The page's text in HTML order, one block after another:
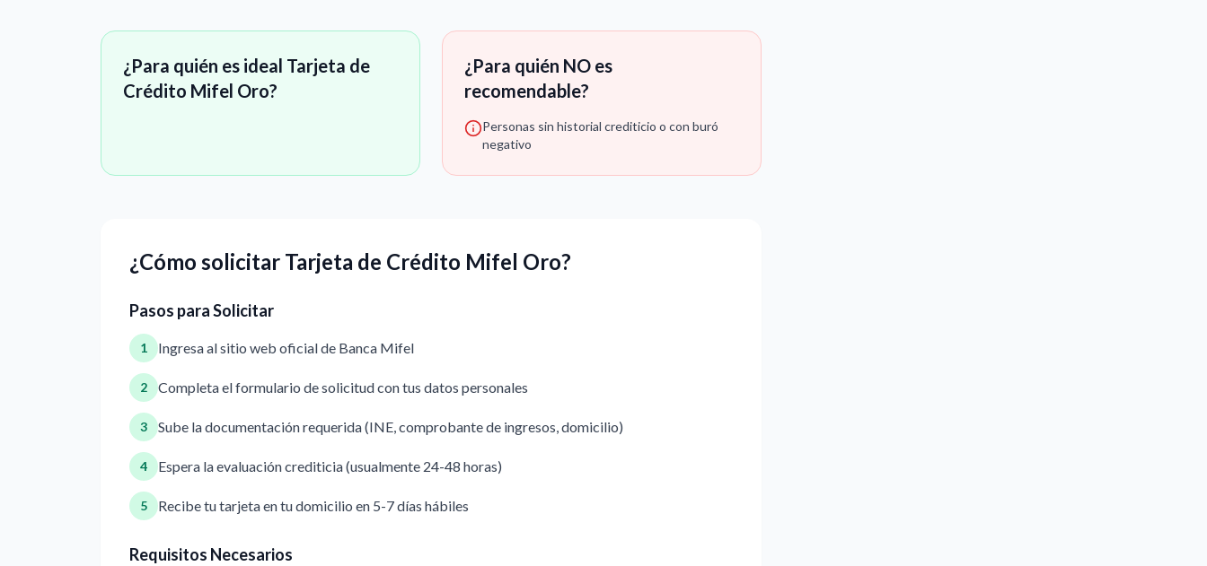
¿Para quién es ideal Tarjeta de
Crédito Mifel Oro?
¿Para quién NO es
recomendable?
Personas sin historial crediticio o con buró
negativo
¿Cómo solicitar Tarjeta de Crédito Mifel Oro?
Pasos para Solicitar
1 Ingresa al sitio web oficial de Banca Mifel
2 Completa el formulario de solicitud con tus datos personales
3 Sube la documentación requerida (INE, comprobante de ingresos, domicilio)
4 Espera la evaluación crediticia (usualmente 24-48 horas)
5 Recibe tu tarjeta en tu domicilio en 5-7 días hábiles
Requisitos Necesarios